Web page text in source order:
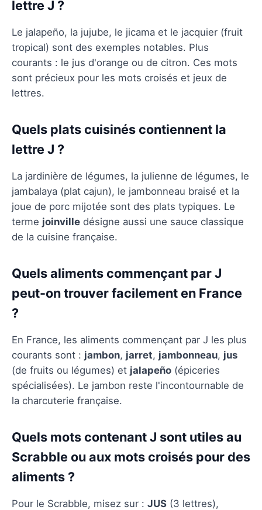
lettre J ?
Le jalapeño, la jujube, le jicama et le jacquier (fruit
tropical) sont des exemples notables. Plus
courants : le jus d'orange ou de citron. Ces mots
sont précieux pour les mots croisés et jeux de
lettres.
Quels plats cuisinés contiennent la
lettre J ?
La jardinière de légumes, la julienne de légumes, le
jambalaya (plat cajun), le jambonneau braisé et la
joue de porc mijotée sont des plats typiques. Le
terme joinville désigne aussi une sauce classique
de la cuisine française.
Quels aliments commençant par J
peut-on trouver facilement en France
?
En France, les aliments commençant par J les plus
courants sont : jambon, jarret, jambonneau, jus
(de fruits ou légumes) et jalapeño (épiceries
spécialisées). Le jambon reste l'incontournable de
la charcuterie française.
Quels mots contenant J sont utiles au
Scrabble ou aux mots croisés pour des
aliments ?
Pour le Scrabble, misez sur : JUS (3 lettres),